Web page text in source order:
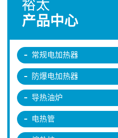
裕太
产品中心
常规电加热器
防爆电加热器
导热油炉
电热管